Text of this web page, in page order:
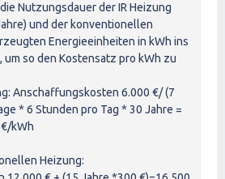
Nutzungsdauer der IR Heizung
und der konventionellen
Energieeinheiten in kWh ins
so den Kostensatz pro kWh zu
Anschaffungskosten 6.000 €/ (7
* 6 Stunden pro Tag * 30 Jahre =
kWh
Heizung: